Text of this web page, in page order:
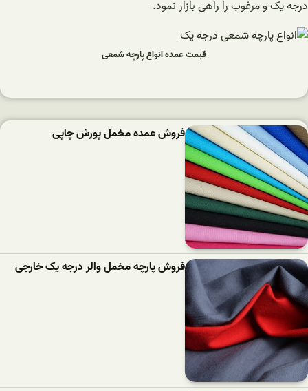
درجه یک و مرغوب را راهی بازار نمود.
قیمت عمده انواع پارچه شمعی
فروش عمده مخمل پورش چاپی
فروش پارچه مخمل والر درجه یک خارجی